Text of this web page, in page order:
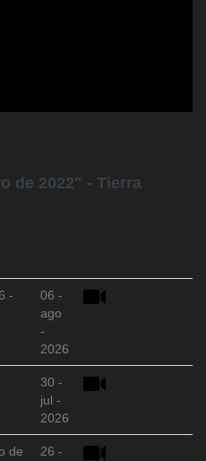
de 2022" - Tierra
-
06 -
ago
-
2026
30 -
jul -
2026
de
26 -